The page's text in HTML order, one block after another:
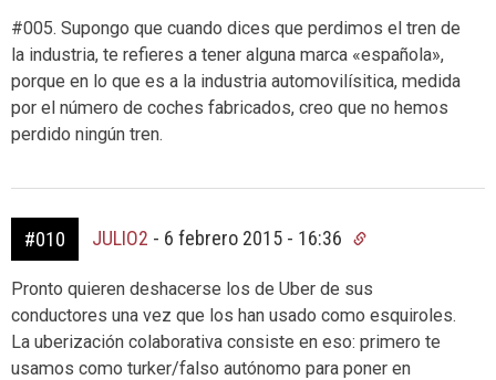
#005. Supongo que cuando dices que perdimos el tren de
la industria, te refieres a tener alguna marca «española»,
porque en lo que es a la industria automovilísitica, medida
por el número de coches fabricados, creo que no hemos
perdido ningún tren.
#010 JULIO2 - 6 febrero 2015 - 16:36
Pronto quieren deshacerse los de Uber de sus
conductores una vez que los han usado como esquiroles.
La uberización colaborativa consiste en eso: primero te
usamos como turker/falso autónomo para poner en